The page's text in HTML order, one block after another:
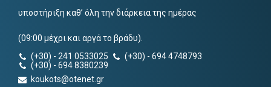
υποστήριξη καθ’ όλη την διάρκεια της ημέρας
(09:00 μέχρι και αργά το βράδυ).
(+30) - 241 0533025
(+30) - 694 4748793
(+30) - 694 8380239
koukots@otenet.gr